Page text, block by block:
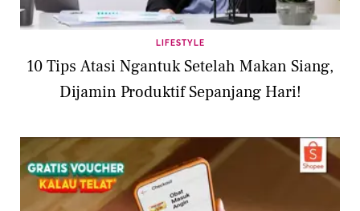
LIFESTYLE
10 Tips Atasi Ngantuk Setelah Makan Siang,
Dijamin Produktif Sepanjang Hari!